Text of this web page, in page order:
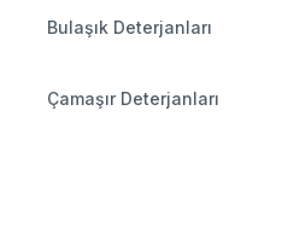
Bulaşık Deterjanları
Çamaşır Deterjanları